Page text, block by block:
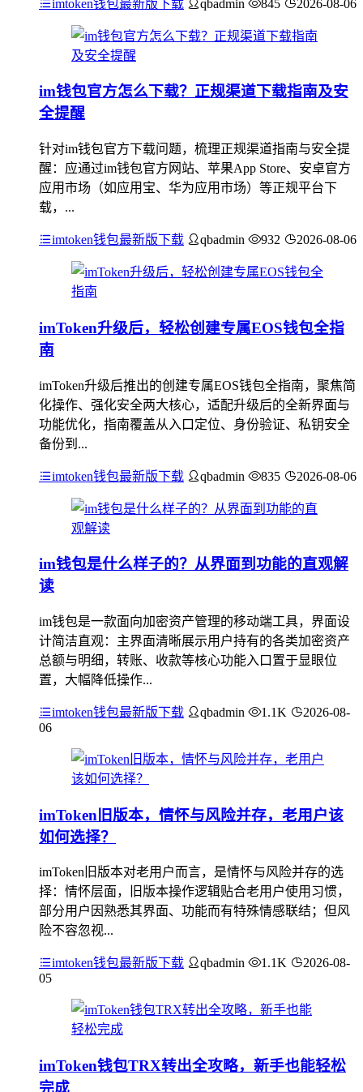
imtoken钱包最新版下载 qbadmin 845 2026-08-06
im钱包官方怎么下载？正规渠道下载指南及安
全提醒
针对im钱包官方下载问题，梳理正规渠道指南与安全提
醒：应通过im钱包官方网站、苹果App Store、安卓官方
应用市场（如应用宝、华为应用市场）等正规平台下
载，...
imtoken钱包最新版下载 qbadmin 932 2026-08-06
imToken升级后，轻松创建专属EOS钱包全指
南
imToken升级后推出的创建专属EOS钱包全指南，聚焦简
化操作、强化安全两大核心，适配升级后的全新界面与
功能优化，指南覆盖从入口定位、身份验证、私钥安全
备份到...
imtoken钱包最新版下载 qbadmin 835 2026-08-06
im钱包是什么样子的？从界面到功能的直观解
读
im钱包是一款面向加密资产管理的移动端工具，界面设
计简洁直观：主界面清晰展示用户持有的各类加密资产
总额与明细，转账、收款等核心功能入口置于显眼位
置，大幅降低操作...
imtoken钱包最新版下载 qbadmin 1.1K
2026-08-
06
imToken旧版本，情怀与风险并存，老用户该
如何选择？
imToken旧版本对老用户而言，是情怀与风险并存的选
择：情怀层面，旧版本操作逻辑贴合老用户使用习惯，
部分用户因熟悉其界面、功能而有特殊情感联结；但风
险不容忽视...
imtoken钱包最新版下载 qbadmin 1.1K
2026-08-
05
imToken钱包TRX转出全攻略，新手也能轻松
完成